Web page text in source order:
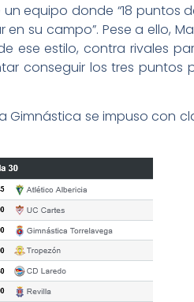
equipo donde “18 puntos
su campo”. Pese a ello,
ese estilo, contra rivales
conseguir los tres puntos
Gimnástica se impuso con